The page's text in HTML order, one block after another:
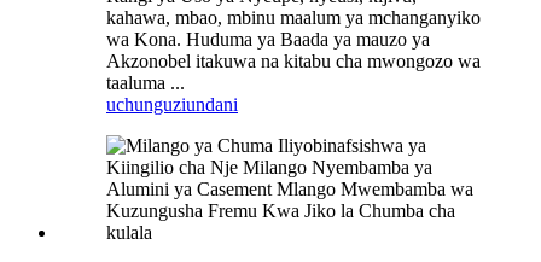
kahawa, mbao, mbinu maalum ya mchanganyiko
wa Kona. Huduma ya Baada ya mauzo ya
Akzonobel itakuwa na kitabu cha mwongozo wa
taaluma ...
uchunguziundani